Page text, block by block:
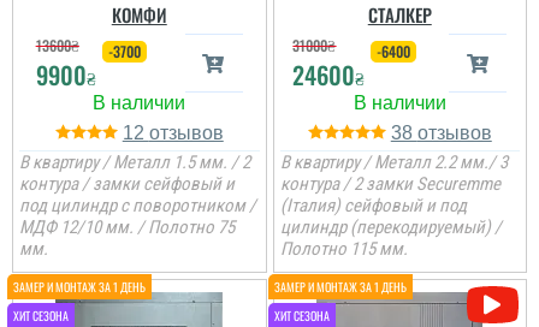
КОМФИ
13600₴
9900₴
-3700
12
В квартиру / Металл 1.5 мм. / 2
контура / замки сейфовый и
под цилиндр с поворотником /
МДФ 12/10 мм. / Полотно 75
мм.
СТАЛКЕР
31000₴
24600₴
-6400
38
В квартиру / Металл 2.2 мм./ 3
контура / 2 замки Securemme
(Італия) сейфовый и под
цилиндр (перекодируемый) /
Полотно 115 мм.